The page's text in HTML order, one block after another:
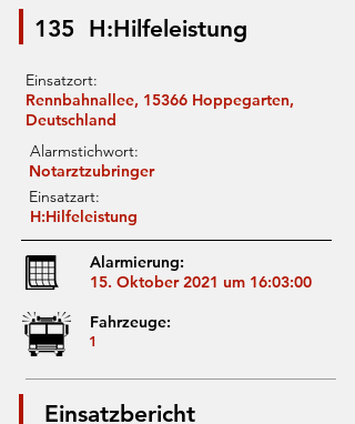
H:Hilfeleistung
135
Einsatzort:
Rennbahnallee, 15366 Hoppegarten,
Deutschland
Alarmstichwort:
Notarztzubringer
Einsatzart:
H:Hilfeleistung
Alarmierung:
15. Oktober 2021 um 16:03:00
Fahrzeuge:
1
Einsatzbericht